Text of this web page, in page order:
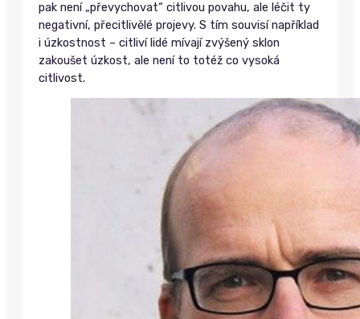
pak není „převychovat“ citlivou povahu, ale léčit ty
negativní, přecitlivělé projevy. S tím souvisí například
i úzkostnost – citliví lidé mívají zvýšený sklon
zakoušet úzkost, ale není to totéž co vysoká
citlivost.